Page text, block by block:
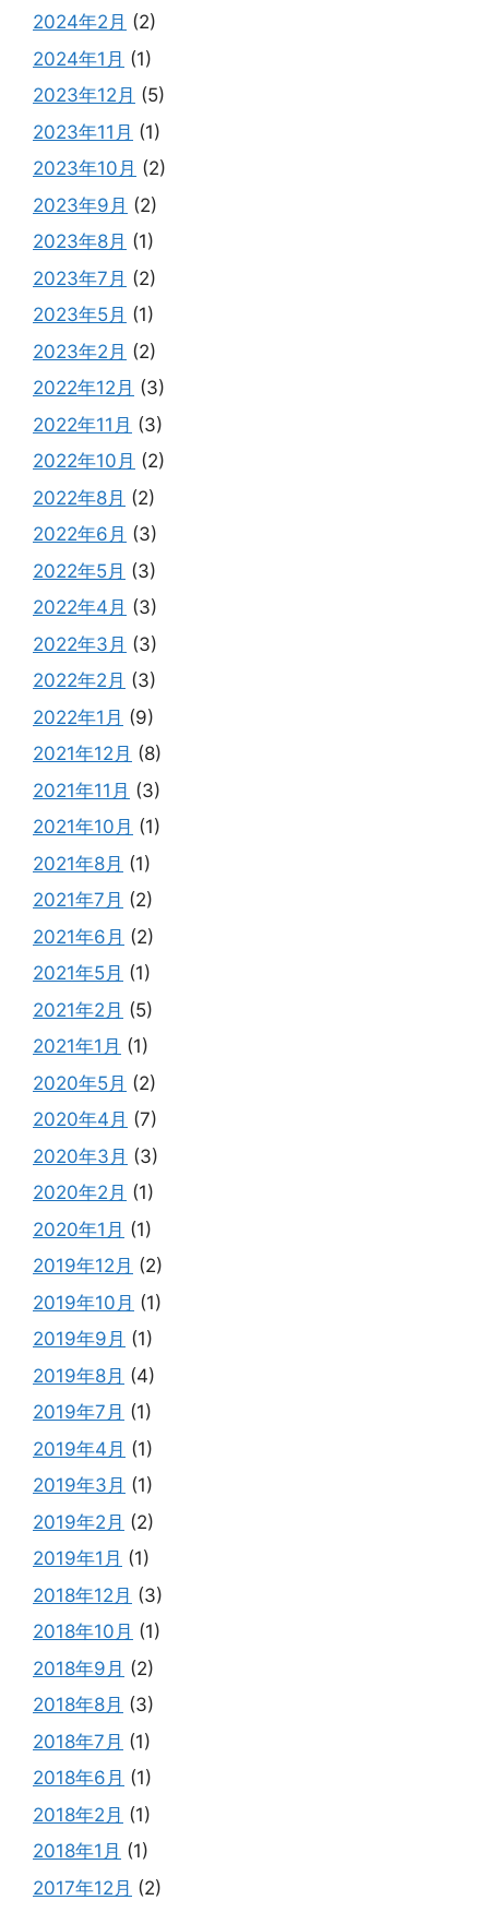
2024年2月 (2)
2024年1月 (1)
2023年12月 (5)
2023年11月 (1)
2023年10月 (2)
2023年9月 (2)
2023年8月 (1)
2023年7月 (2)
2023年5月 (1)
2023年2月 (2)
2022年12月 (3)
2022年11月 (3)
2022年10月 (2)
2022年8月 (2)
2022年6月 (3)
2022年5月 (3)
2022年4月 (3)
2022年3月 (3)
2022年2月 (3)
2022年1月 (9)
2021年12月 (8)
2021年11月 (3)
2021年10月 (1)
2021年8月 (1)
2021年7月 (2)
2021年6月 (2)
2021年5月 (1)
2021年2月 (5)
2021年1月 (1)
2020年5月 (2)
2020年4月 (7)
2020年3月 (3)
2020年2月 (1)
2020年1月 (1)
2019年12月 (2)
2019年10月 (1)
2019年9月 (1)
2019年8月 (4)
2019年7月 (1)
2019年4月 (1)
2019年3月 (1)
2019年2月 (2)
2019年1月 (1)
2018年12月 (3)
2018年10月 (1)
2018年9月 (2)
2018年8月 (3)
2018年7月 (1)
2018年6月 (1)
2018年2月 (1)
2018年1月 (1)
2017年12月 (2)